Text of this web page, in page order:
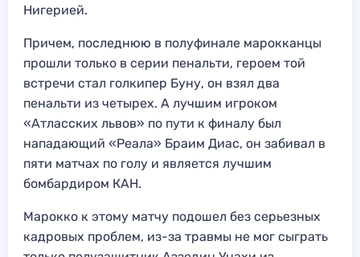
Нигерией.
Причем, последнюю в полуфинале марокканцы
прошли только в серии пенальти, героем той
встречи стал голкипер Буну, он взял два
пенальти из четырех. А лучшим игроком
«Атласских львов» по пути к финалу был
нападающий «Реала» Браим Диас, он забивал в
пяти матчах по голу и является лучшим
бомбардиром КАН.
Марокко к этому матчу подошел без серьезных
кадровых проблем, из-за травмы не мог сыграть